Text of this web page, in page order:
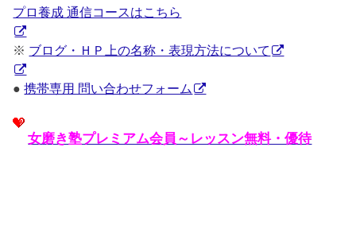
プロ養成 通信コースはこちら
※ ブログ・ＨＰ上の名称・表現方法について
●携帯専用 問い合わせフォーム
女磨き塾プレミアム会員～レッスン無料・優待